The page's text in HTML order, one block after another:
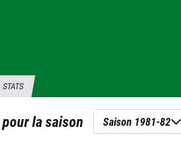
STATS
pour la saison Saison 1981-82